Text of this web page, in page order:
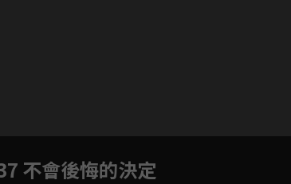
諒 不會後悔的決定